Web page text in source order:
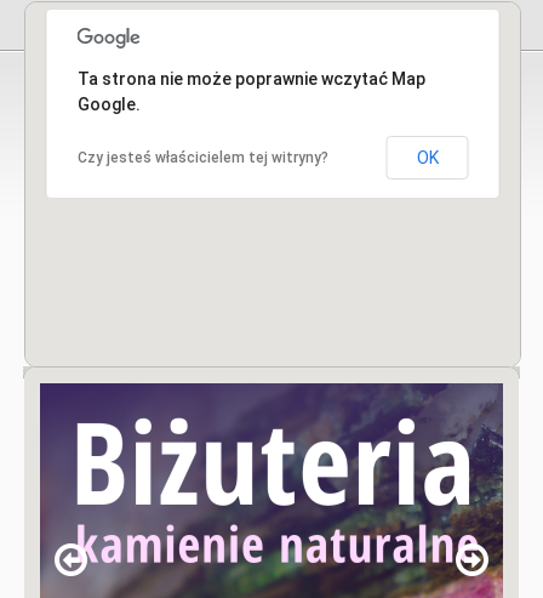
Ta strona nie może poprawnie wczytać Map
Google.
Czy jesteś właścicielem tej witryny? OK